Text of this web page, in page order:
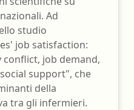
Ad
studio
job satisfaction:
job demand,
support", che
della
tra gli infermieri.